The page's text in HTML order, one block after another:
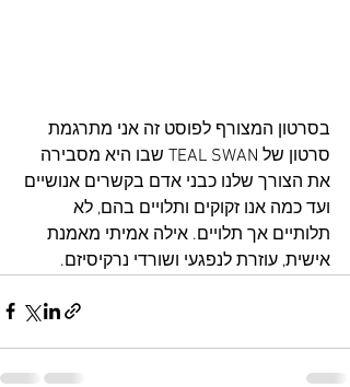
בסרטון המצורף לפוסט זה אני מתרגמת
סרטון של TEAL SWAN שבו היא מסבירה
את הצורך שלנו כבני אדם בקשרים אנושיים
ועד כמה אנו זקוקים ותלויים בהם, לא
תלותיים אך תלויים. אילה אמיתי מאמנת
אישית, עוזרת לנפגעי ושורדי נרקיסיזם.